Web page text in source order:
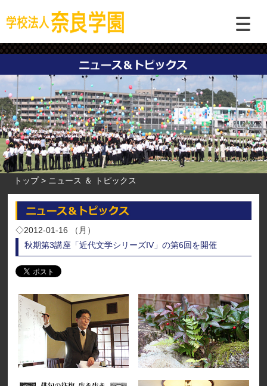
トップ ニュース ＆ トピックス
◇2012-01-16 （月）
秋期第3講座「近代文学シリーズIV」の第6回を開催